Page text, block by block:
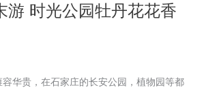
游 时光公园牡丹花花香
华贵，在石家庄的长安公园，植物园等都